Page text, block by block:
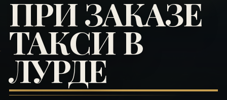
ПРИ ЗАКАЗЕ
ТАКСИ В
ЛУРДЕ